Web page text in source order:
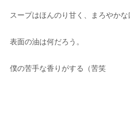
スープはほんのり甘く、まろやかな
表面の油は何だろう。
僕の苦手な香りがする（苦笑